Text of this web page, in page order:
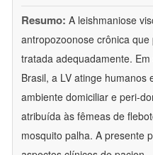
Resumo: A leishmaniose
antropozoonose crônica
tratada adequadamente.
Brasil, a LV atinge humanos
ambiente domiciliar e peri-
atribuída às fêmeas de
mosquito palha. A presente